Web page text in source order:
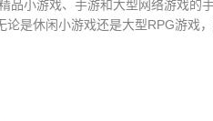
品小游戏、手游和大型网络游戏的
是休闲小游戏还是大型RPG游戏